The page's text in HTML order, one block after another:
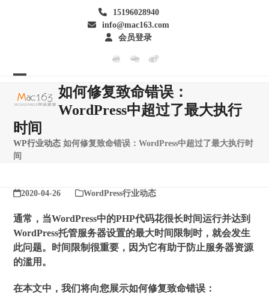
15196028940
info@mac163.com
会员登录
mobile
menu
mobile
menu
如何修复致命错误：
WordPress中超过了最大执行
时间
WP行业动态 如何修复致命错误：WordPress中超过了最大执行时
间
2020-04-26 WordPress行业动态
通常，当WordPress中的PHP代码花很长时间运行并达到
WordPress托管服务器设置的最大时间限制时，就会发生
此问题。时间限制很重要，因为它有助于防止服务器资源
的滥用。
在本文中，我们将向您展示如何修复致命错误：